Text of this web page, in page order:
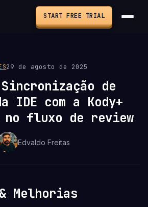
START FREE TRIAL
29 de agosto de 2025
de
IDE com a Kody+
no fluxo de review
Edvaldo Freitas
Melhorias